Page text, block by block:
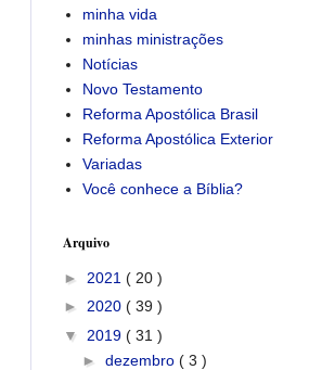
minha vida
minhas ministrações
Notícias
Novo Testamento
Reforma Apostólica Brasil
Reforma Apostólica Exterior
Variadas
Você conhece a Bíblia?
Arquivo
► 2021 ( 20 )
► 2020 ( 39 )
▼ 2019 ( 31 )
► dezembro ( 3 )